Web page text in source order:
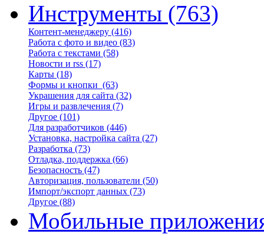
Инструменты (763)
Контент-менеджеру (416)
Работа с фото и видео (83)
Работа с текстами (58)
Новости и rss (17)
Карты (18)
Формы и кнопки (63)
Украшения для сайта (32)
Игры и развлечения (7)
Другое (101)
Для разработчиков (446)
Установка, настройка сайта (27)
Разработка (73)
Отладка, поддержка (66)
Безопасность (47)
Авторизация, пользователи (50)
Импорт/экспорт данных (73)
Другое (88)
Мобильные